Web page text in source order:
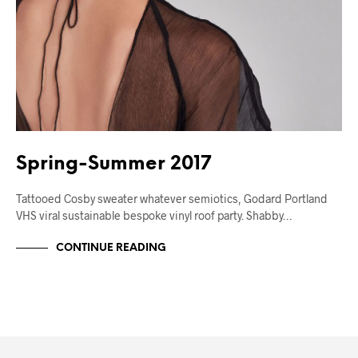
Spring-Summer 2017
Tattooed Cosby sweater whatever semiotics, Godard Portland
VHS viral sustainable bespoke vinyl roof party. Shabby…
CONTINUE READING